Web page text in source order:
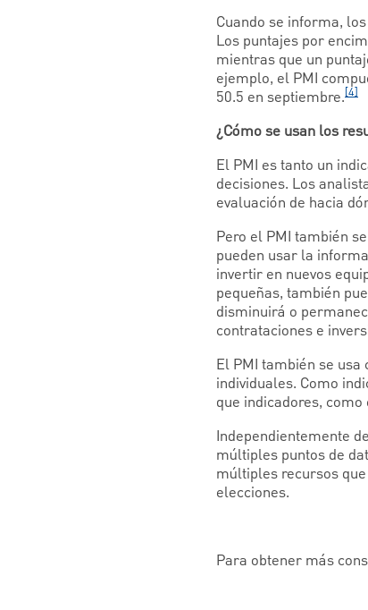
Cuando se informa,
Los puntajes por
mientras que un
ejemplo, el PMI
50.5 en septiembre.[4]
¿Cómo se usan los
El PMI es tanto un
decisiones. Los
evaluación de hacia
Pero el PMI también
pueden usar la
invertir en nuevos
pequeñas, también
disminuirá o
contrataciones e
El PMI también se
individuales. Como
que indicadores,
Independientemente
múltiples puntos de
múltiples recursos
elecciones.
Para obtener más